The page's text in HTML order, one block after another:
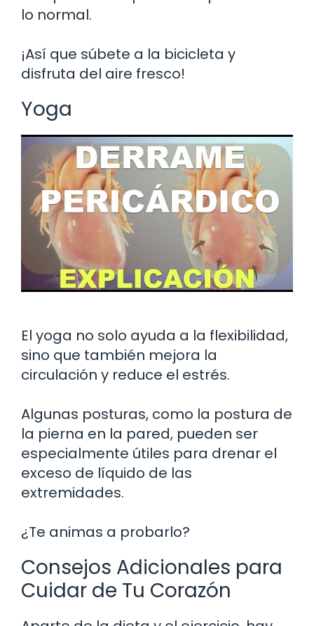
lo normal.
¡Así que súbete a la bicicleta y
disfruta del aire fresco!
Yoga
El yoga no solo ayuda a la flexibilidad,
sino que también mejora la
circulación y reduce el estrés.
Algunas posturas, como la postura de
la pierna en la pared, pueden ser
especialmente útiles para drenar el
exceso de líquido de las
extremidades.
¿Te animas a probarlo?
Consejos Adicionales para
Cuidar de Tu Corazón